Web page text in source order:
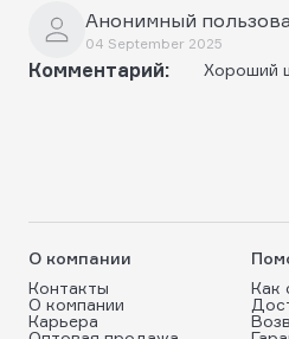
Анонимный
04 September 2025
Комментарий: Хороший
О компании
Контакты
О компании
Карьера
Как